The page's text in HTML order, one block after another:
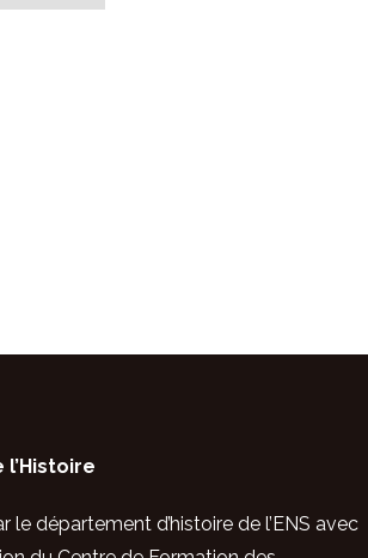
l’Histoire
le département d’histoire de l’ENS avec